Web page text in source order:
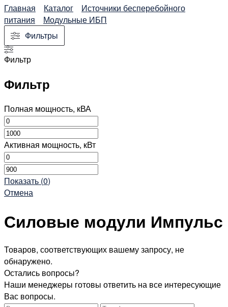
Главная Каталог
Источники бесперебойного
питания
Модульные ИБП
Фильтры
Фильтр
Фильтр
Полная мощность, кВА
Активная мощность, кВт
Показать (0)
Отмена
Силовые модули Импульс
Товаров, соответствующих вашему запросу, не
обнаружено.
Остались вопросы?
Наши менеджеры готовы ответить на все интересующие
Вас вопросы.